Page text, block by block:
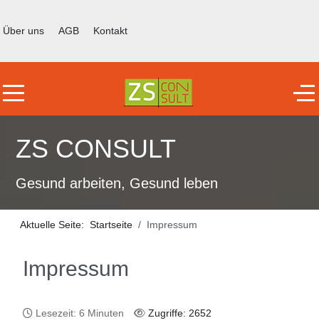
Über uns AGB Kontakt
Mobile Menu Toggle
ZS CONSULT
Gesund arbeiten, Gesund leben
Aktuelle Seite:Startseite Impressum
Impressum
Lesezeit: 6 Minuten Zugriffe: 2652